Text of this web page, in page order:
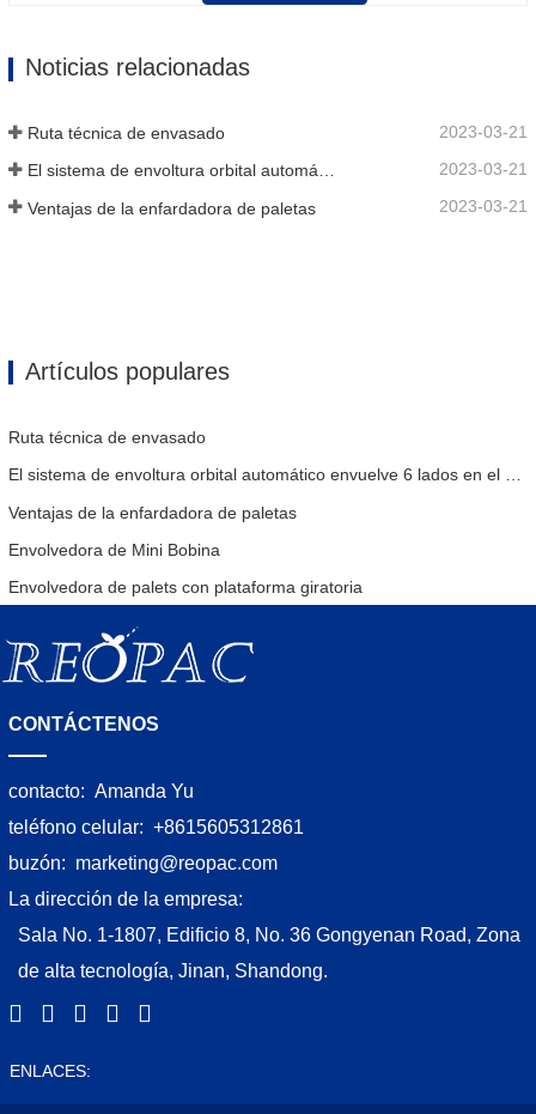
Noticias relacionadas
Ruta técnica de envasado 2023-03-21
El sistema de envoltura orbital automático envuelve 6 lados en el material 2023-03-21
Ventajas de la enfardadora de paletas 2023-03-21
Artículos populares
Ruta técnica de envasado
El sistema de envoltura orbital automático envuelve 6 lados en el material
Ventajas de la enfardadora de paletas
Envolvedora de Mini Bobina
Envolvedora de palets con plataforma giratoria
CONTÁCTENOS
contacto: Amanda Yu
teléfono celular: +8615605312861
buzón: marketing@reopac.com
La dirección de la empresa:
Sala No. 1-1807, Edificio 8, No. 36 Gongyenan Road, Zona
de alta tecnología, Jinan, Shandong.
ENLACES: